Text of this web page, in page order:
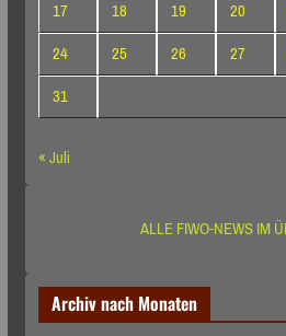
17
18 19 20
24
25 26 27
31
« Juli
ALLE FIWO-NEWS IM
Archiv nach Monaten